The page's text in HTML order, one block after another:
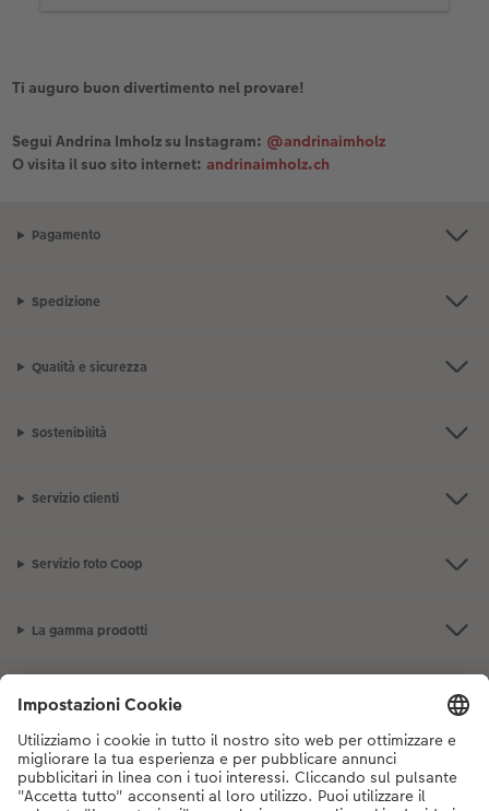
Ti auguro buon divertimento nel provare!
Segui Andrina Imholz su Instagram: @andrinaimholz
O visita il suo sito internet: andrinaimholz.ch
Pagamento
Spedizione
Qualità e sicurezza
Sostenibilità
Servizio clienti
Servizio foto Coop
La gamma prodotti
I nostri consigli
Se hai domande sui prodotti o sull'ordine, non esitare a contattarci dal
lunedì alla domenica dalle 9:00 alle 20:00 (esclusi i giorni festivi) al
numero di telefono044 499 10 38 dal lunedì alla domenica, dalle 9:00 alle